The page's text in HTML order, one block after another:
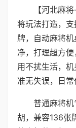
【河北麻
将玩法打造，
牌，自动麻将
净，打理超方
用不扰生活，
准无失误，日常
普通麻将
胡，兼容136张